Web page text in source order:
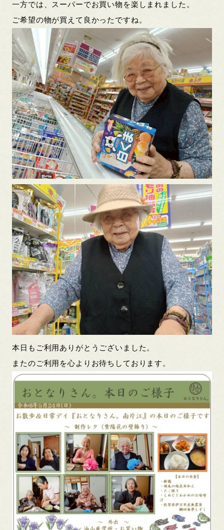
一方では、スーパーでお買い物を楽しまれました。
ご希望の物が買えて良かったですね。
本日もご利用ありがとうございました。
またのご利用を心よりお待ちしております。